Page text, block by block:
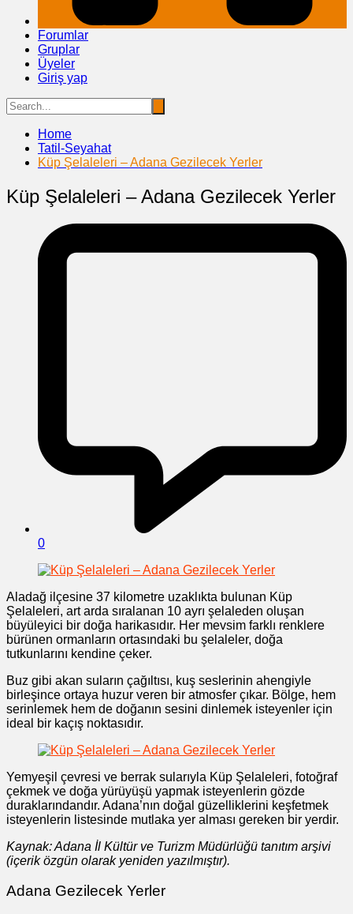
Forumlar
Gruplar
Üyeler
Giriş yap
Home
Tatil-Seyahat
Küp Şelaleleri – Adana Gezilecek Yerler
Küp Şelaleleri – Adana Gezilecek Yerler
0
Aladağ ilçesine 37 kilometre uzaklıkta bulunan Küp
Şelaleleri, art arda sıralanan 10 ayrı şelaleden oluşan
büyüleyici bir doğa harikasıdır. Her mevsim farklı renklere
bürünen ormanların ortasındaki bu şelaleler, doğa
tutkunlarını kendine çeker.
Buz gibi akan suların çağıltısı, kuş seslerinin ahengiyle
birleşince ortaya huzur veren bir atmosfer çıkar. Bölge, hem
serinlemek hem de doğanın sesini dinlemek isteyenler için
ideal bir kaçış noktasıdır.
Yemyeşil çevresi ve berrak sularıyla Küp Şelaleleri, fotoğraf
çekmek ve doğa yürüyüşü yapmak isteyenlerin gözde
duraklarındandır. Adana’nın doğal güzelliklerini keşfetmek
isteyenlerin listesinde mutlaka yer alması gereken bir yerdir.
Kaynak: Adana İl Kültür ve Turizm Müdürlüğü tanıtım arşivi
(içerik özgün olarak yeniden yazılmıştır).
Adana Gezilecek Yerler